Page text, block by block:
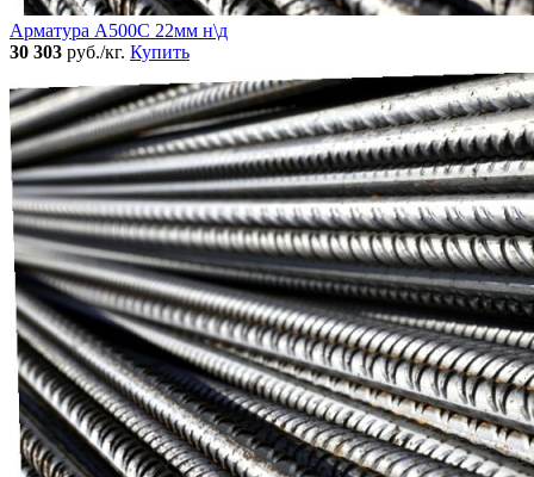
Арматура А500С 22мм н\д
30 303 руб./кг. Купить